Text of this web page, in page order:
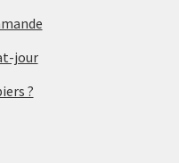
jour
?